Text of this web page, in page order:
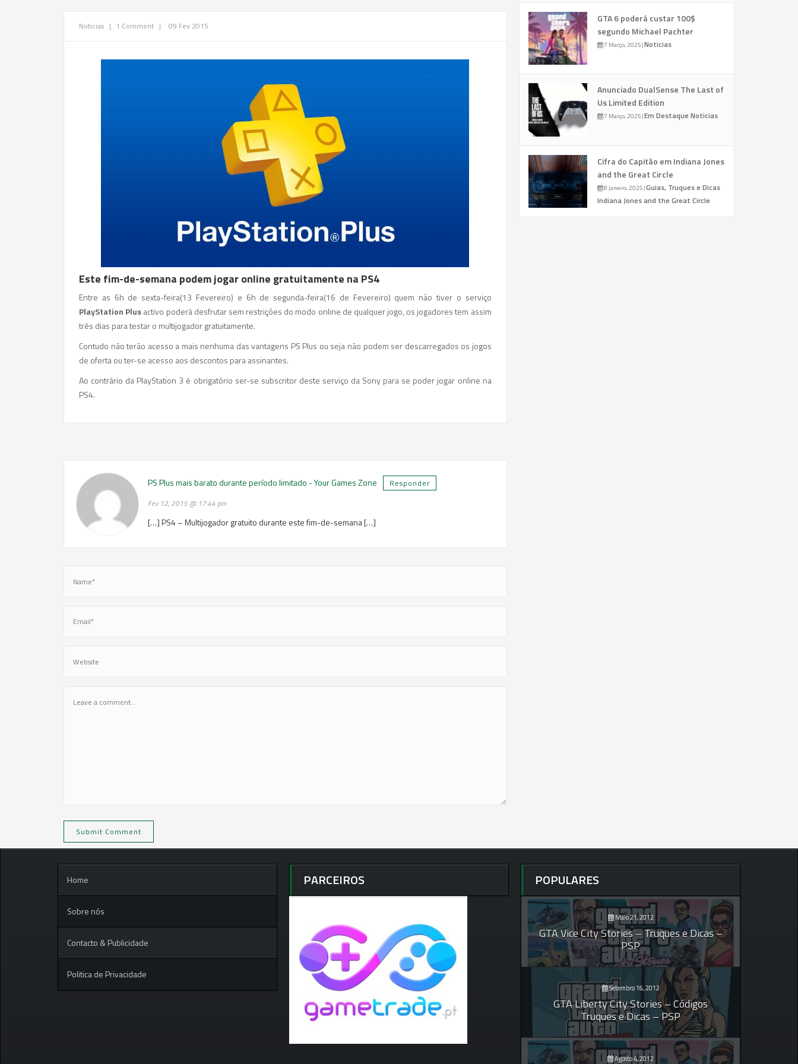
Noticias | 1 Comment | 09 Fev 2015
Este fim-de-semana podem jogar online gratuitamente na PS4
Entre as 6h de sexta-feira(13 Fevereiro) e 6h de segunda-feira(16 de Fevereiro) quem não tiver o serviço
PlayStation Plusactivo poderá desfrutar sem restrições do modo online de qualquer jogo, os jogadores tem assim
três dias para testar o multijogador gratuitamente.
Contudo não terão acesso a mais nenhuma das vantagens PS Plus ou seja não podem ser descarregados os jogos
de oferta ou ter-se acesso aos descontos para assinantes.
Ao contrário da PlayStation 3 é obrigatório ser-se subscritor deste serviço da Sony para se poder jogar online na
PS4.
PS Plus mais barato durante período limitado - Your Games Zone Responder
Fev 12, 2015 @ 17:44 pm
[…] PS4 – Multijogador gratuito durante este fim-de-semana […]
GTA 6 poderá custar 100$
segundo Michael Pachter
7 Março, 2025|Noticias
Anunciado DualSense The Last of
Us Limited Edition
7 Março, 2025|Em Destaque Noticias
Cifra do Capitão em Indiana Jones
and the Great Circle
8 Janeiro, 2025|Guias, Truques e Dicas
Indiana Jones and the Great Circle
Home
Sobre nós
Contacto & Publicidade
Politica de Privacidade
PARCEIROS POPULARES
Maio 21, 2012
GTA Vice City Stories – Truques e Dicas –
PSP
Setembro 16, 2012
GTA Liberty City Stories – Códigos
Truques e Dicas – PSP
Agosto 4, 2012